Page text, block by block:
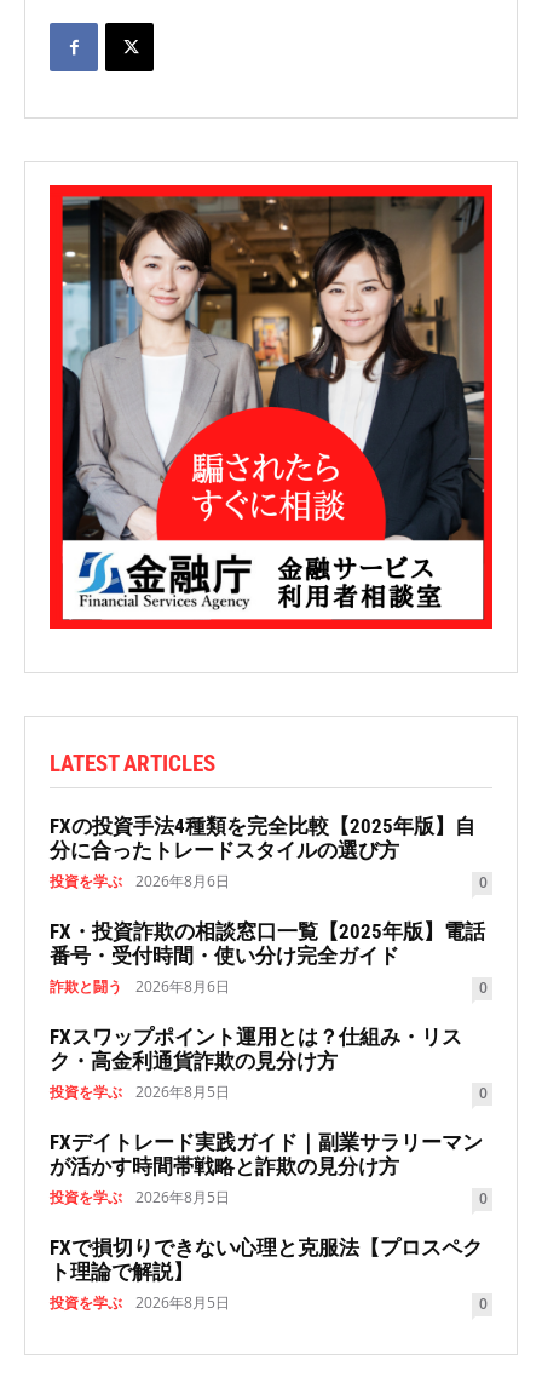
LATEST ARTICLES
FXの投資手法4種類を完全比較【2025年版】自
分に合ったトレードスタイルの選び方
投資を学ぶ 2026年8月6日 0
FX・投資詐欺の相談窓口一覧【2025年版】電話
番号・受付時間・使い分け完全ガイド
詐欺と闘う 2026年8月6日 0
FXスワップポイント運用とは？仕組み・リス
ク・高金利通貨詐欺の見分け方
投資を学ぶ 2026年8月5日 0
FXデイトレード実践ガイド｜副業サラリーマン
が活かす時間帯戦略と詐欺の見分け方
投資を学ぶ 2026年8月5日 0
FXで損切りできない心理と克服法【プロスペク
ト理論で解説】
投資を学ぶ 2026年8月5日 0